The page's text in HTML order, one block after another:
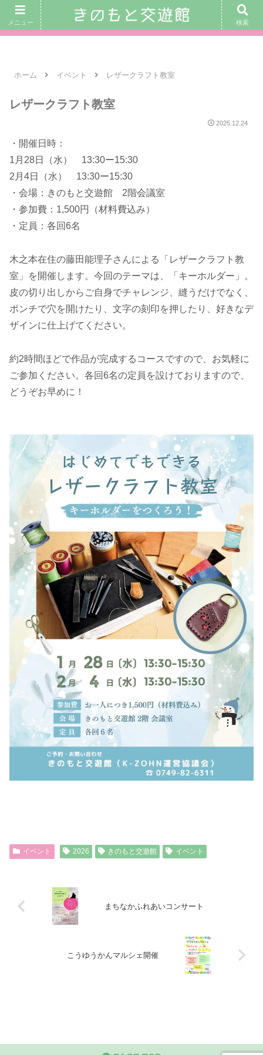
｜ 交遊館カフェ営業日： 8月8日(土)、 9日(日)、 12日(水) 10：
00〜16：00 ｜
ホーム イベント レザークラフト教室
レザークラフト教室
2025.12.24
・開催日時：
1月28日（水） 13:30ー15:30
2月4日（水） 13:30ー15:30
・会場：きのもと交遊館 2階会議室
・参加費：1,500円（材料費込み）
・定員：各回6名
木之本在住の藤田能理子さんによる「レザークラフト教
室」を開催します。今回のテーマは、「キーホルダー」。
皮の切り出しからご自身でチャレンジ、縫うだけでなく、
ポンチで穴を開けたり、文字の刻印を押したり、好きなデ
ザインに仕上げてください。
約2時間ほどで作品が完成するコースですので、お気軽に
ご参加ください。各回6名の定員を設けておりますので、
どうぞお早めに！
イベント 2026 きのもと交遊館 イベント
まちなかふれあいコンサート
こうゆうかんマルシェ開催
メニュー 検索